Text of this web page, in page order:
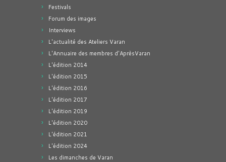
Festivals
Forum des images
Interviews
L'actualité des Ateliers Varan
L'Annuaire des membres d'AprèsVaran
L'édition 2014
L'édition 2015
L'édition 2016
L'édition 2017
L'édition 2019
L'édition 2020
L'édition 2021
L'édition 2024
Les dimanches de Varan